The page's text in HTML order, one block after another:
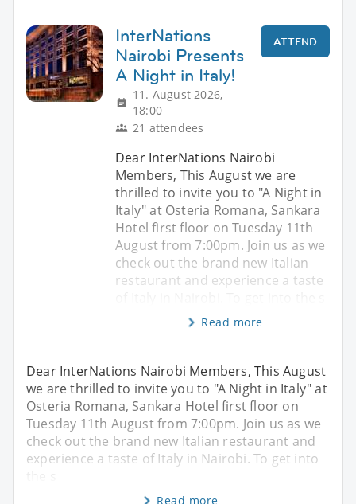
InterNations
Nairobi Presents
A Night in Italy!
11. August 2026,
18:00
21 attendees
ATTEND
Dear InterNations Nairobi
Members, This August we are
thrilled to invite you to "A Night in
Italy" at Osteria Romana, Sankara
Hotel first floor on Tuesday 11th
August from 7:00pm. Join us as we
check out the brand new Italian
restaurant and experience a taste
Read more
Dear InterNations Nairobi Members, This August
we are thrilled to invite you to "A Night in Italy" at
Osteria Romana, Sankara Hotel first floor on
Tuesday 11th August from 7:00pm. Join us as we
check out the brand new Italian restaurant and
experience a taste of Italy in Nairobi. To get into
Read more